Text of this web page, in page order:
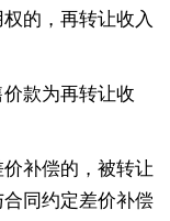
的 ， 再转让收入
价款为再转让收
补偿的 ， 被转让
同约定差价补偿